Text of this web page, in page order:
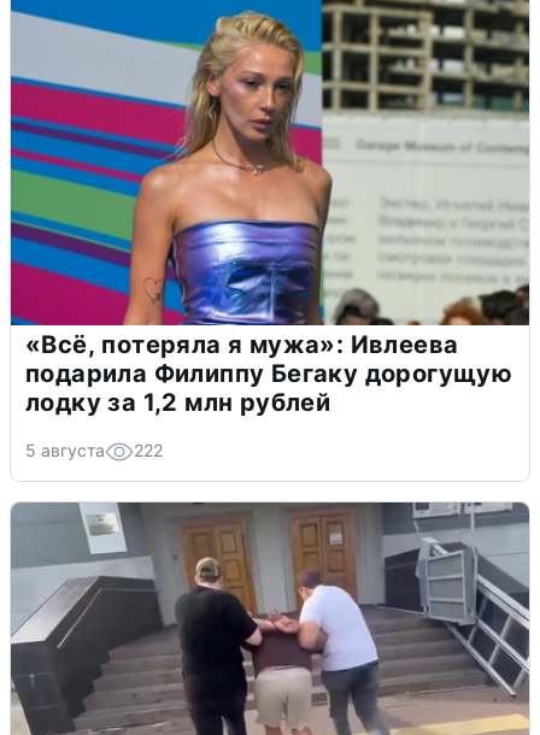
«Всё, потеряла я мужа»: Ивлеева
подарила Филиппу Бегаку дорогущую
лодку за 1,2 млн рублей
5 августа 222